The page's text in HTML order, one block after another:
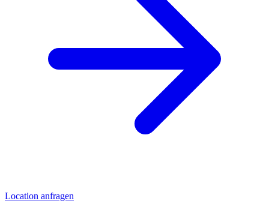
Location anfragen